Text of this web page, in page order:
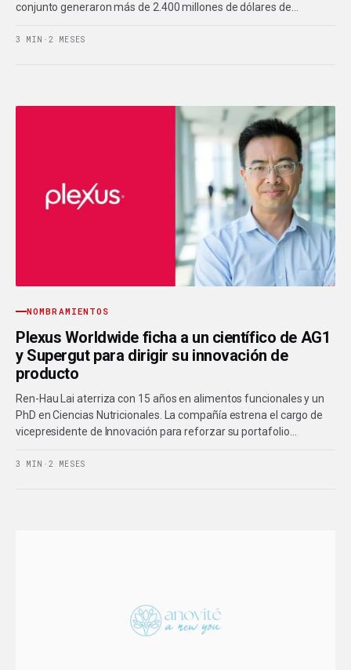
conjunto generaron más de 2.400 millones de dólares de…
3 MIN · 2 MESES
NOMBRAMIENTOS
Plexus Worldwide ficha a un científico de AG1
y Supergut para dirigir su innovación de
producto
Ren-Hau Lai aterriza con 15 años en alimentos funcionales y un
PhD en Ciencias Nutricionales. La compañía estrena el cargo de
vicepresidente de Innovación para reforzar su portafolio…
3 MIN · 2 MESES